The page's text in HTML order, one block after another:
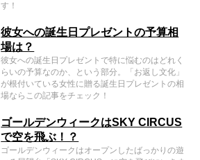
す！
彼女への誕生日プレゼントの予算相
場は？
彼女への誕生日プレゼントで特に悩むのはどれく
らいの予算なのか、という部分。「お返し文化」
が根付いている女性に贈る誕生日プレゼントの相
場ならこの記事をチェック！
ゴールデンウィークはSKY CIRCUS
で空を飛ぶ！？
ゴールデンウィークはオープンしたばっかりの遊